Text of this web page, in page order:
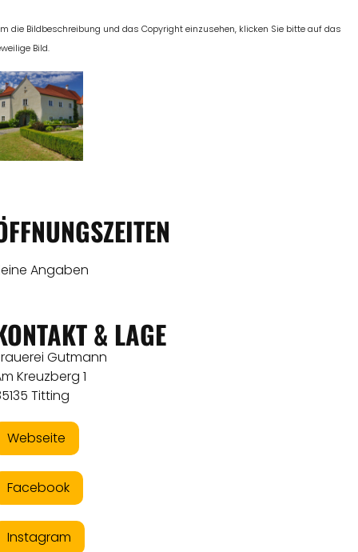
die Bildbeschreibung und das Copyright einzusehen, klicken Sie bitte auf das
Bild.
Angaben
& LAGE
Gutmann
Kreuzberg 1
Titting
Webseite
Facebook
Instagram